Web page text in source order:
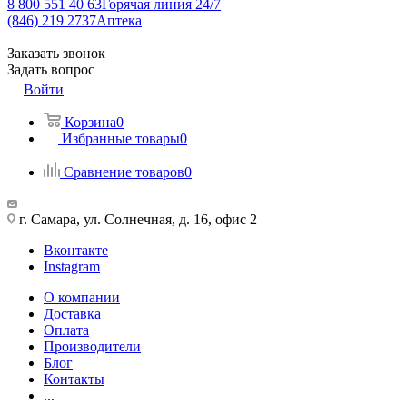
8 800 551 40 63Горячая линия 24/7
(846) 219 2737Аптека
Заказать звонок
Задать вопрос
Войти
Корзина0
Избранные товары0
Сравнение товаров0
г. Самара, ул. Солнечная, д. 16, офис 2
Вконтакте
Instagram
О компании
Доставка
Оплата
Производители
Блог
Контакты
...